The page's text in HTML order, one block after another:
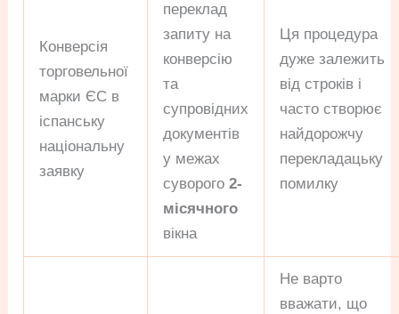
Конверсія
торговельної
марки ЄС в
іспанську
національну
заявку
переклад
запиту на
конверсію
та
супровідних
документів
у межах
суворого2-
місячного
вікна
Ця процедура
дуже залежить
від строків і
часто створює
найдорожчу
перекладацьку
помилку
Не варто
вважати, що